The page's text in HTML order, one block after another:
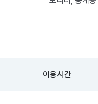
이용시간